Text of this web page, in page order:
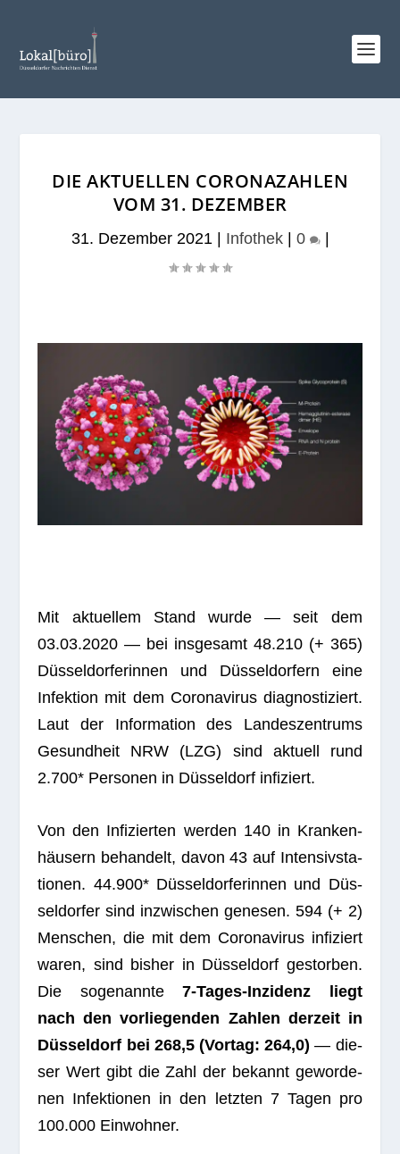
DIE AKTUELLEN CORONAZAHLEN
VOM 31. DEZEMBER
31. Dezember 2021| Infothek| 0 |
Mit aktu­el­lem Stand wurde — seit dem
03.03.2020 — bei ins­ge­samt 48.210 (+ 365)
Düs­sel­dor­fe­rin­nen und Düs­sel­dor­fern eine
Infek­tion mit dem Coro­na­vi­rus dia­gnos­ti­ziert.
Laut der Infor­ma­tion des Lan­des­zen­trums
Gesund­heit NRW (LZG) sind aktu­ell rund
2.700* Per­so­nen in Düs­sel­dorf infiziert.
Von den Infi­zier­ten wer­den 140 in Kran­ken­
häu­sern behan­delt, davon 43 auf Inten­siv­sta­
tio­nen. 44.900* Düs­sel­dor­fe­rin­nen und Düs­
sel­dor­fer sind inzwi­schen gene­sen. 594 (+ 2)
Men­schen, die mit dem Coro­na­vi­rus infi­ziert
waren, sind bis­her in Düs­sel­dorf gestor­ben.
Die soge­nannte7‑Ta­ges-Inzi­denz liegt
nach den vor­lie­gen­den Zah­len der­zeit in
Düs­sel­dorf bei 268,5 (Vor­tag: 264,0) — die­
ser Wert gibt die Zahl der bekannt gewor­de­
nen Infek­tio­nen in den letz­ten 7 Tagen pro
100.000 Einwohner.